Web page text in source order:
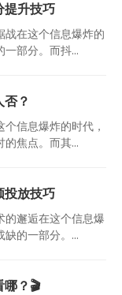
提升技巧
战在这个信息爆炸的
部分。而抖...
？
信息爆炸的时代，
焦点。而其...
投放技巧
的邂逅在这个信息爆
的一部分。...
？🎬